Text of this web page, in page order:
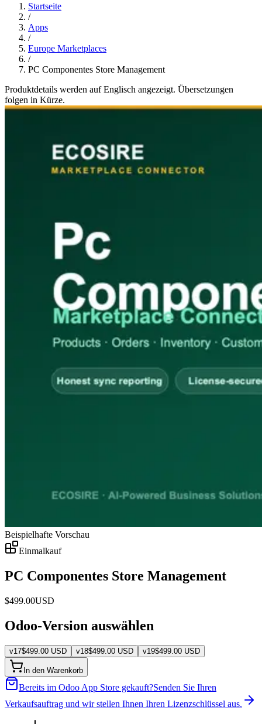
Startseite
/
Apps
/
Europe Marketplaces
/
PC Componentes Store Management
Produktdetails werden auf Englisch angezeigt. Übersetzungen
folgen in Kürze.
Beispielhafte Vorschau
Einmalkauf
PC Componentes Store Management
$499.00USD
Odoo-Version auswählen
v17$499.00 USD v18$499.00 USD v19$499.00 USD
In den Warenkorb
Bereits im Odoo App Store gekauft?Senden Sie Ihren
Verkaufsauftrag und wir stellen Ihnen Ihren Lizenzschlüssel aus.